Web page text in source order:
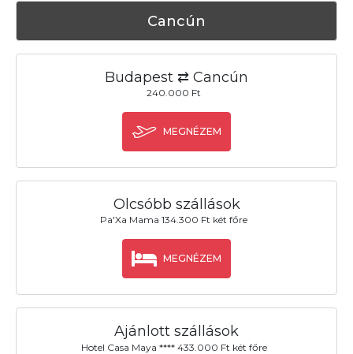
Cancún
Budapest ⇄ Cancún
240.000 Ft
MEGNÉZEM
Olcsóbb szállások
Pa'Xa Mama 134.300 Ft két főre
MEGNÉZEM
Ajánlott szállások
Hotel Casa Maya **** 433.000 Ft két főre